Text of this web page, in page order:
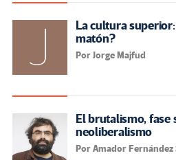
La cultura
matón?
Por Jorge Majfud
El brutalismo, fase
neoliberalismo
Por Amador Fernández